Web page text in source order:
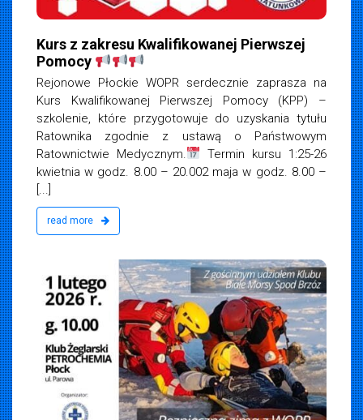
Kurs z zakresu Kwalifikowanej Pierwszej
Pomocy
Rejonowe Płockie WOPR serdecznie zaprasza na
Kurs Kwalifikowanej Pierwszej Pomocy (KPP) –
szkolenie, które przygotowuje do uzyskania tytułu
Ratownika zgodnie z ustawą o Państwowym
Ratownictwie Medycznym.
Termin kursu 1:25-26
kwietnia w godz. 8.00 – 20.002 maja w godz. 8.00 –
[...]
read more